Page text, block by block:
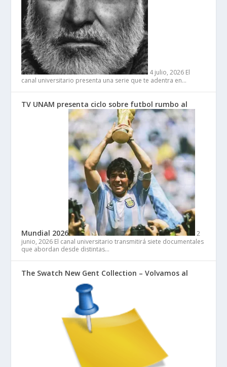
4 julio, 2026 El
canal universitario presenta una serie que te adentra en…
TV UNAM presenta ciclo sobre futbol rumbo al
Mundial 2026
2
junio, 2026 El canal universitario transmitirá siete documentales
que abordan desde distintas…
The Swatch New Gent Collection – Volvamos al